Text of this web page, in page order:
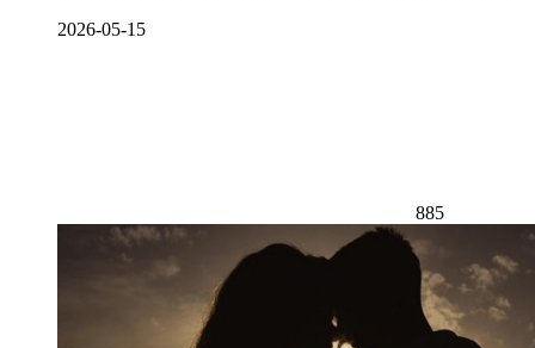
2026-05-15
885